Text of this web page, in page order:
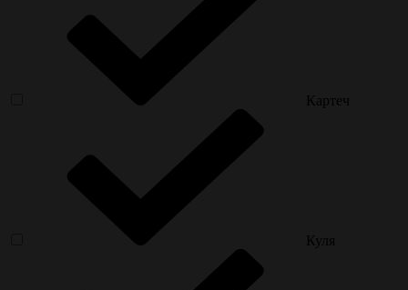
Картеч
Куля